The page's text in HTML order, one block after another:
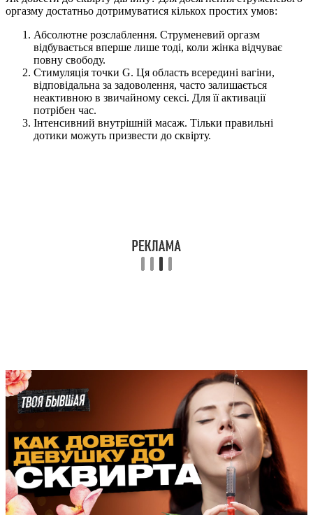
оргазму достатньо дотримуватися кількох простих умов:
Абсолютне розслаблення. Струменевий оргазм
відбувається вперше лише тоді, коли жінка відчуває
повну свободу.
Стимуляція точки G. Ця область всередині вагіни,
відповідальна за задоволення, часто залишається
неактивною в звичайному сексі. Для її активації
потрібен час.
Інтенсивний внутрішній масаж. Тільки правильні
дотики можуть призвести до сквірту.